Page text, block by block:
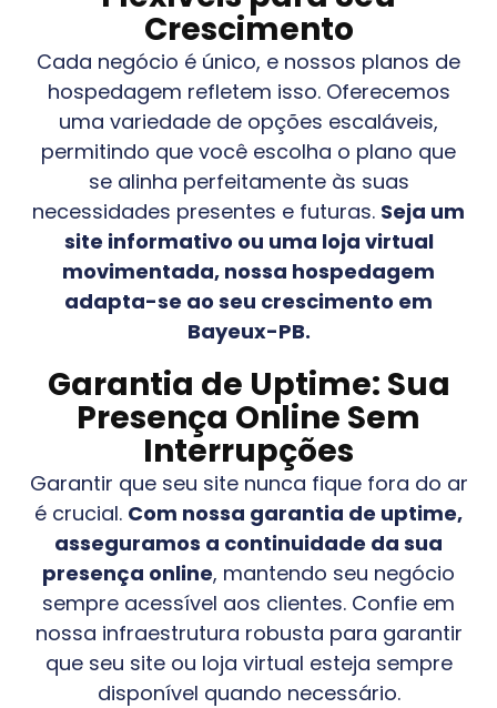
Crescimento
Cada negócio é único, e nossos planos de
hospedagem refletem isso. Oferecemos
uma variedade de opções escaláveis,
permitindo que você escolha o plano que
se alinha perfeitamente às suas
necessidades presentes e futuras. Seja um
site informativo ou uma loja virtual
movimentada, nossa hospedagem
adapta-se ao seu crescimento em
Bayeux-PB.
Garantia de Uptime: Sua
Presença Online Sem
Interrupções
Garantir que seu site nunca fique fora do ar
é crucial. Com nossa garantia de uptime,
asseguramos a continuidade da sua
presença online, mantendo seu negócio
sempre acessível aos clientes. Confie em
nossa infraestrutura robusta para garantir
que seu site ou loja virtual esteja sempre
disponível quando necessário.